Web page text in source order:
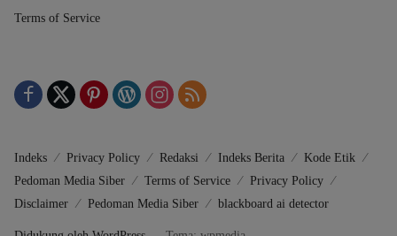
Terms of Service
Indeks Privacy Policy Redaksi Indeks Berita
Kode Etik
Pedoman Media Siber
Terms of Service
Privacy Policy
Disclaimer
Pedoman Media Siber blackboard ai detector